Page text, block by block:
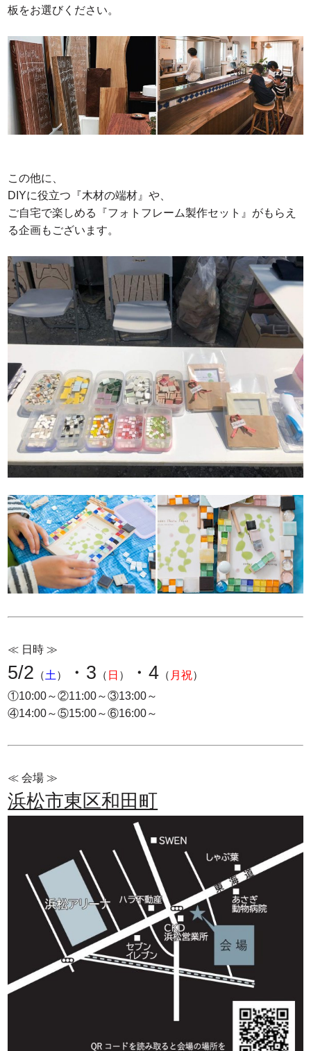
板をお選びください。
この他に、
DIYに役立つ『木材の端材』や、
ご自宅で楽しめる『フォトフレーム製作セット』がもらえ
る企画もございます。
≪ 日時 ≫
5/2 （土 ） ・3 （ 日 ） ・4 （ 月祝）
①10:00～②11:00～③13:00～
④14:00～⑤15:00～⑥16:00～
≪ 会場 ≫
浜松市東区和田町